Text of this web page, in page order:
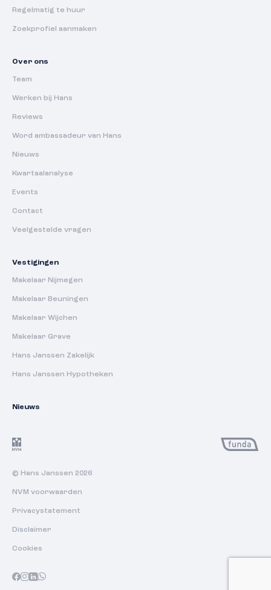
Regelmatig te huur
Zoekprofiel aanmaken
Over ons
Team
Werken bij Hans
Reviews
Word ambassadeur van Hans
Nieuws
Kwartaalanalyse
Events
Contact
Veelgestelde vragen
Vestigingen
Makelaar Nijmegen
Makelaar Beuningen
Makelaar Wijchen
Makelaar Grave
Hans Janssen Zakelijk
Hans Janssen Hypotheken
Nieuws
© Hans Janssen 2026
NVM voorwaarden
Privacystatement
Disclaimer
Cookies